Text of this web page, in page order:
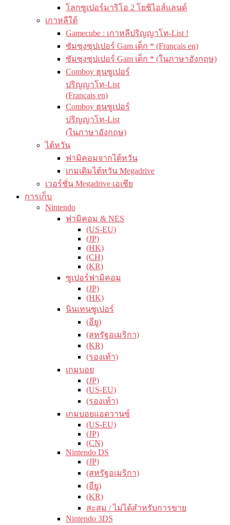
โลกซูเปอร์มาริโอ 2 โยชิไอส์แลนด์
เกาหลีใต้
Gamecube : เกาหลีปริญญาโท-List !
ซัมซุงซุปเปอร์ Gam เด็ก * (Français en)
ซัมซุงซุปเปอร์ Gam เด็ก * (ในภาษาอังกฤษ)
Comboy ฮุนซูเปอร์
ปริญญาโท-List
(Français en)
Comboy ฮุนซูเปอร์
ปริญญาโท-List
(ในภาษาอังกฤษ)
ไต้หวัน
ฟามิคอมจากไต้หวัน
เกมเดิมไต้หวัน Megadrive
เวอร์ชั่น Megadrive เอเชีย
การเก็บ
Nintendo
ฟามิคอม & NES
(US-EU)
(JP)
(HK)
(CH)
(KR)
ซูเปอร์ฟามิคอม
(JP)
(HK)
นินเทนซูเปอร์
(อียู)
(สหรัฐอเมริกา)
(KR)
(รองเท้า)
เกมบอย
(JP)
(US-EU)
(รองเท้า)
เกมบอยแอดวานซ์
(US-EU)
(JP)
(CN)
Nintendo DS
(JP)
(สหรัฐอเมริกา)
(อียู)
(KR)
สะสม / ไม่ได้สำหรับการขาย
Nintendo 3DS